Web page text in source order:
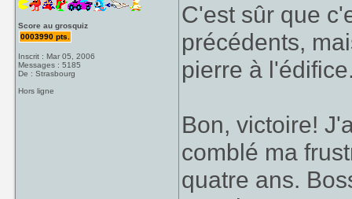
Score au grosquiz
0003990 pts.
Inscrit : Mar 05, 2006
Messages : 5185
De : Strasbourg
Hors ligne
C'est sûr que
précédents,
pierre à
Bon, victoire!
comblé ma
quatre ans.